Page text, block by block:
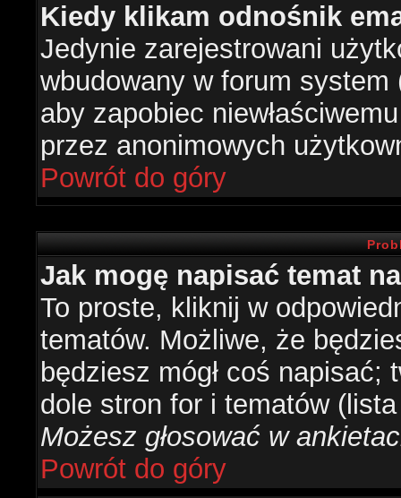
Kiedy klikam odnośnik
Jedynie zarejestrowani
wbudowany w forum system
aby zapobiec
przez anonimowych
Powrót do góry
Jak mogę napisać temat
To proste, kliknij w
tematów. Możliwe, że
będziesz mógł coś
dole stron for i tematów
Możesz głosować w
Powrót do góry